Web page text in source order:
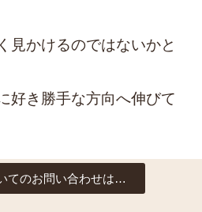
見かけるのではないかと
好き勝手な方向へ伸びて
てのお問い合わせは…